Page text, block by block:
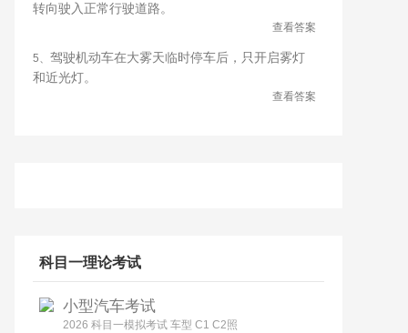
转向驶入正常行驶道路。
查看答案
5、 驾驶机动车在大雾天临时停车后，只开启雾灯
和近光灯。
查看答案
科目一理论考试
小型汽车考试
2026 科目一模拟考试 车型 C1 C2照